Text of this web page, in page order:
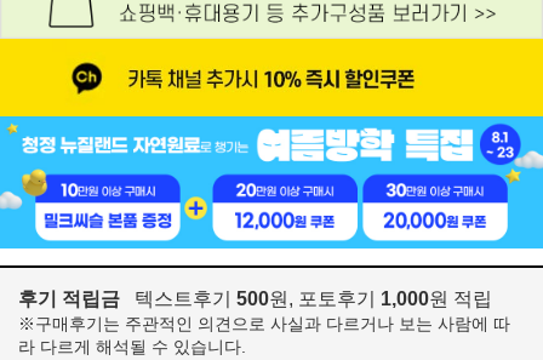
후기 적립금 텍스트후기 500원, 포토후기 1,000원 적립
※구매후기는 주관적인 의견으로 사실과 다르거나 보는 사람에 따
라 다르게 해석될 수 있습니다.